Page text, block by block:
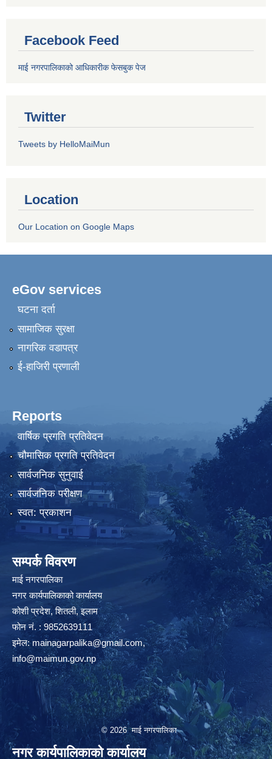
Facebook Feed
माई नगरपालिकाको आधिकारीक फेसबुक पेज
Twitter
Tweets by HelloMaiMun
Location
Our Location on Google Maps
eGov services
घटना दर्ता
सामाजिक सुरक्षा
नागरिक वडापत्र
ई-हाजिरी प्रणाली
Reports
वार्षिक प्रगति प्रतिवेदन
चौमासिक प्रगति प्रतिवेदन
सार्वजनिक सुनुवाई
सार्वजनिक परीक्षण
स्वत: प्रकाशन
सम्पर्क विवरण
माई नगरपालिका
नगर कार्यपालिकाको कार्यालय
कोशी प्रदेश, शितली, इलाम
फोन नं. : 9852639111
इमेल:mainagarpalika@gmail.com,
info@maimun.gov.np
© 2026 माई नगरपालिका
नगर कार्यपालिकाको कार्यालय